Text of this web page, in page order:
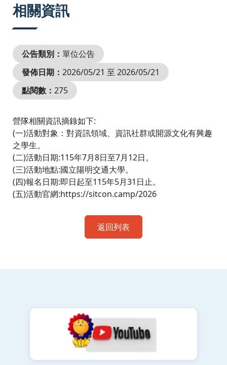
相關資訊
公告類別： 單位公告
發佈日期： 2026/05/21 至 2026/05/21
點閱數： 275
營隊相關資訊摘錄如下:
(一)活動對象：對資訊領域、資訊社群或開源文化有興趣
之學生。
(二)活動日期:115年7月8日至7月12日。
(三)活動地點:國立陽明交通大學。
(四)報名日期:即日起至115年5月31日止。
(五)活動官網:https://sitcon.camp/2026
返回列表